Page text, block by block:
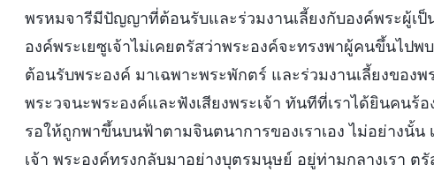
พรหมจารีมีปัญญาที่ต้อนรับและร่วมงานเลี้ยงกับองค์พระผู้เป็
องค์พระเยซูเจ้าไม่เคยตรัสว่าพระองค์จะทรงพาผู้คนขึ้นไป
ต้อนรับพระองค์ มาเฉพาะพระพักตร์ และร่วมงานเลี้ยงของ
พระวจนะพระองค์และฟังเสียงพระเจ้า ทันทีที่เราได้ยินคนร้
รอให้ถูกพาขึ้นบนฟ้าตามจินตนาการของเราเอง ไม่อย่างนั้น
เจ้า พระองค์ทรงกลับมาอย่างบุตรมนุษย์ อยู่ท่ามกลางเรา ต